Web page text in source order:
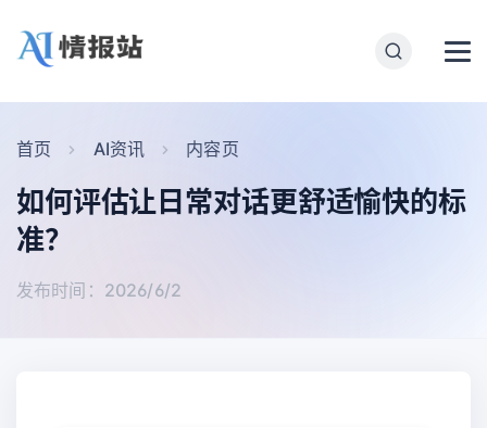
首页 AI资讯 内容页
如何评估让日常对话更舒适愉快的标
准？
发布时间：2026/6/2